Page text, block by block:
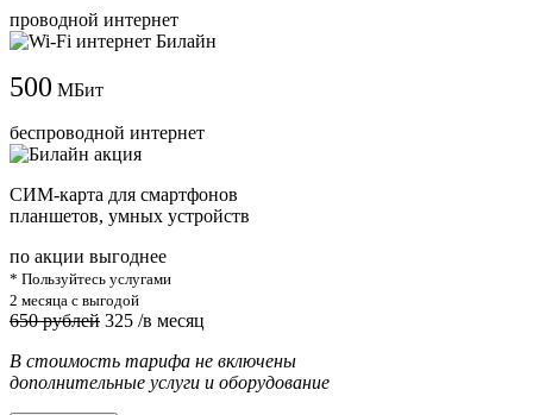
проводной интернет
500 МБит
беспроводной интернет
СИМ-карта для смартфонов
планшетов, умных устройств
по акции выгоднее
* Пользуйтесь услугами
2 месяца с выгодой
650 рублей 325 /в месяц
В стоимость тарифа не включены
дополнительные услуги и оборудование